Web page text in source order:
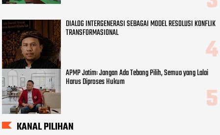
DIALOG INTERGENERASI SEBAGAI MODEL RESOLUSI KONFLIK
TRANSFORMASIONAL
APMP Jatim: Jangan Ada Tebang Pilih, Semua yang Lalai
Harus Diproses Hukum
KANAL PILIHAN